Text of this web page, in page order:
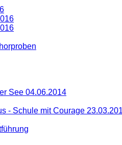
See 04.06.2014
- Schule mit Courage